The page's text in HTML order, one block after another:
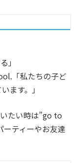
」
「私たちの子ど
ます。」
たい時は”go to
ーティーやお友達